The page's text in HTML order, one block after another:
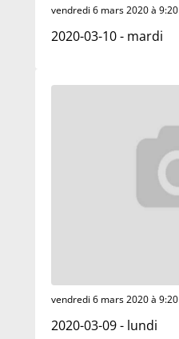
vendredi 6 mars 2020 à 9:20
2020-03-10 - mardi
vendredi 6 mars 2020 à 9:20
2020-03-09 - lundi